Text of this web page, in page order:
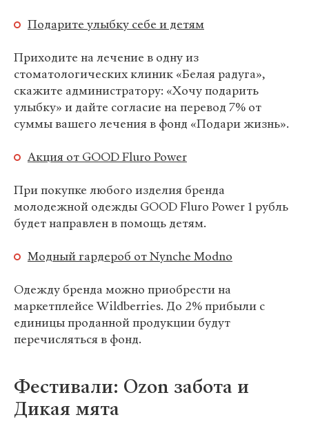
Подарите улыбку себе и детям
Приходите на лечение в одну из
стоматологических клиник «Белая радуга»,
скажите администратору: «Хочу подарить
улыбку» и дайте согласие на перевод 7% от
суммы вашего лечения в фонд «Подари жизнь».
Акция от GOOD Fluro Power
При покупке любого изделия бренда
молодежной одежды GOOD Fluro Power 1 рубль
будет направлен в помощь детям.
Модный гардероб от Nynche Modno
Одежду бренда можно приобрести на
маркетплейсе Wildberries. До 2% прибыли с
единицы проданной продукции будут
перечисляться в фонд.
Фестивали: Ozon забота и
Дикая мята